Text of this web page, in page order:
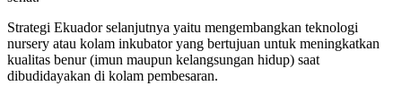
Strategi Ekuador selanjutnya yaitu mengembangkan teknologi
nursery atau kolam inkubator yang bertujuan untuk meningkatkan
kualitas benur (imun maupun kelangsungan hidup) saat
dibudidayakan di kolam pembesaran.